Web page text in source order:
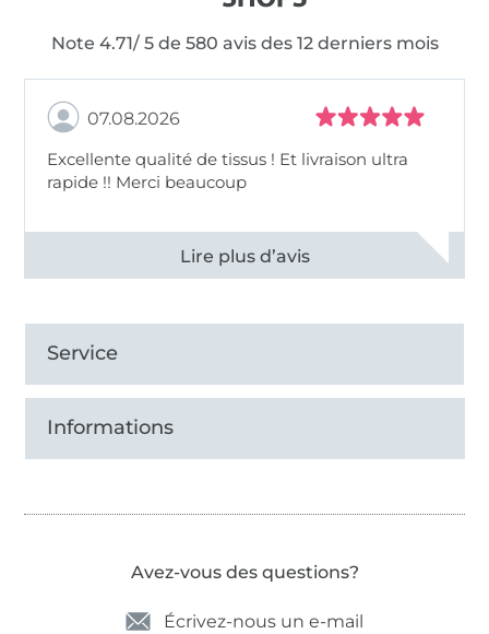
Note 4.71/ 5 de 580 avis des 12 derniers mois
07.08.2026
Excellente qualité de tissus ! Et livraison ultra
rapide !! Merci beaucoup
Voir tous les 11497 commentaires
Service
Informations
Avez-vous des questions?
Écrivez-nous un e-mail